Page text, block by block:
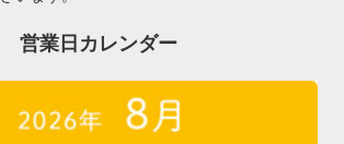
営業日カレンダー